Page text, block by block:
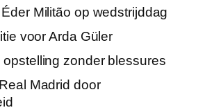
Militão op wedstrijddag
voor Arda Güler
zonder blessures
Madrid door